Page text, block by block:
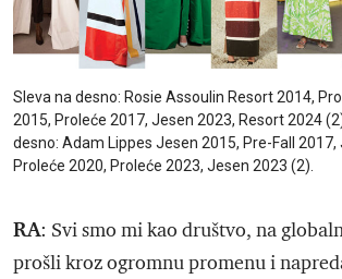
Sleva na desno: Rosie Assoulin Resort 2014,
2015, Proleće 2017, Jesen 2023, Resort 2024
desno: Adam Lippes Jesen 2015, Pre-Fall 2017,
Proleće 2020, Proleće 2023, Jesen 2023 (2).
RA: Svi smo mi kao društvo, na
prošli kroz ogromnu promenu i